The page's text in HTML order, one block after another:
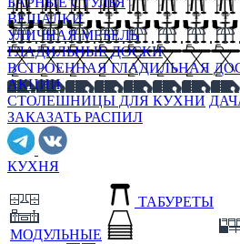
ВЕШАЛКИ
УЛИЧНАЯ МЕБЕЛЬ
ГЛАДИЛЬНЫЕ ДОСКИ
ВСТРОЕННАЯ ГЛАДИЛЬНАЯ
АКЦИИ
СТОЛЕШНИЦЫ ДЛЯ КУХНИ
ЗАКАЗАТЬ РАСПИЛ
КУХНЯ
МОДУЛЬНЫЕ
ТАБУРЕТЫ